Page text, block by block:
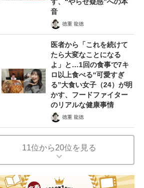
音
徳重 龍徳
医者から「これを続けて
たら大変なことになる
よ」と…1回の食事で7キ
ロ以上食べる“可愛すぎ
る”大食い女子（24）が明
かす、フードファイター
のリアルな健康事情
徳重 龍徳
11位から20位を見る